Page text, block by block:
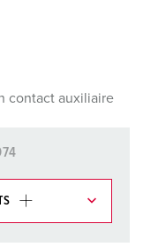
contact auxiliaire